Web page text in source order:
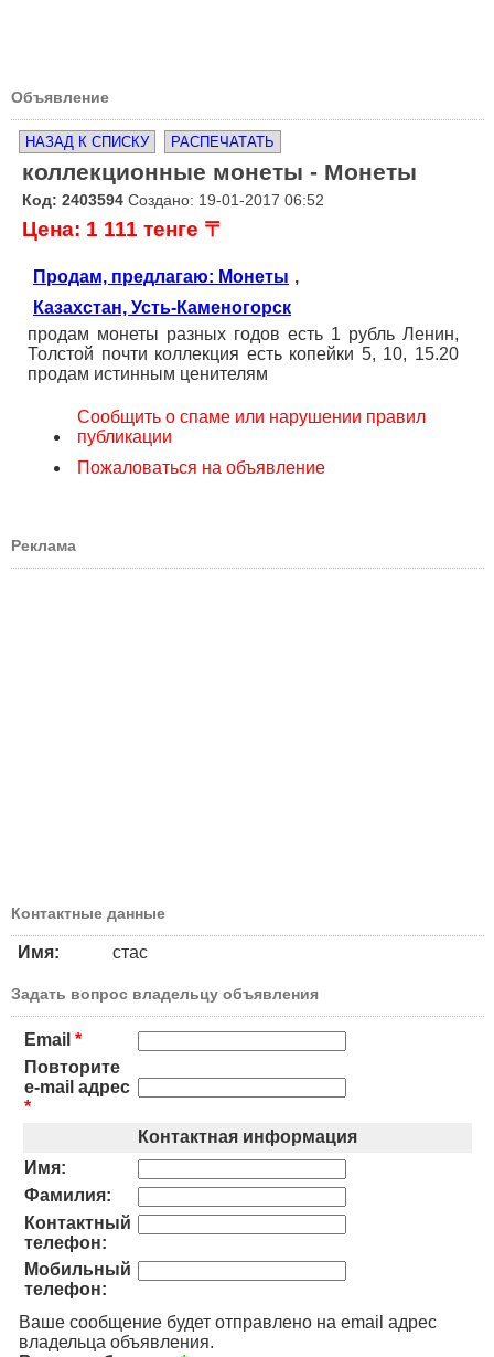
Объявление
НАЗАД К СПИСКУ РАСПЕЧАТАТЬ
коллекционные монеты - Монеты
Код: 2403594 Создано: 19-01-2017 06:52
Цена: 1 111 тенге 〒
Продам, предлагаю: Монеты ,
Казахстан, Усть-Каменогорск
продам монеты разных годов есть 1 рубль Ленин,
Толстой почти коллекция есть копейки 5, 10, 15.20
продам истинным ценителям
Сообщить о спаме или нарушении правил
публикации
Пожаловаться на объявление
Реклама
Контактные данные
Имя: стас
Задать вопрос владельцу объявления
Email *
Повторите
e-mail адрес
*
Контактная информация
Имя:
Фамилия:
Контактный
телефон:
Мобильный
телефон:
Ваше сообщение будет отправлено на email адрес
владельца объявления.